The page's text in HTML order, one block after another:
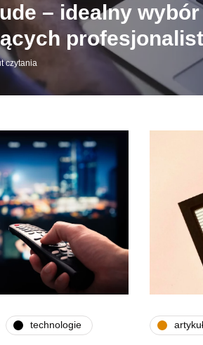
– idealny
czytania
technologie